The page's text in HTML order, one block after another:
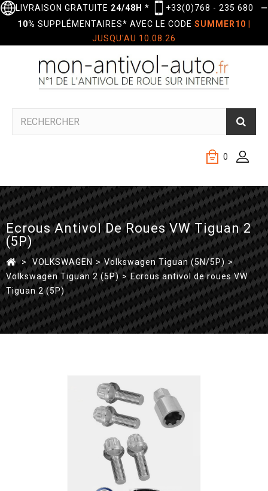
LIVRAISON GRATUITE 24/48H * +33(0)768 - 235 680
—
10% SUPPLÉMENTAIRES* AVEC LE CODE SUMMER10
JUSQU'AU 10.08.26
0
Ecrous Antivol De Roues VW Tiguan 2
(5P)
> VOLKSWAGEN > Volkswagen Tiguan (5N/5P) >
Volkswagen Tiguan 2 (5P) > Ecrous antivol de roues VW
Tiguan 2 (5P)